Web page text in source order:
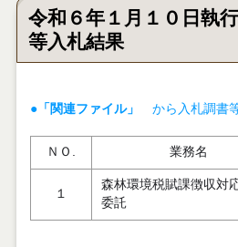
令和６年１月１０日執
等入札結果
●「関連ファイル」 から入札調書
ＮＯ. 業務名
１
森林環境税賦課徴収対
委託